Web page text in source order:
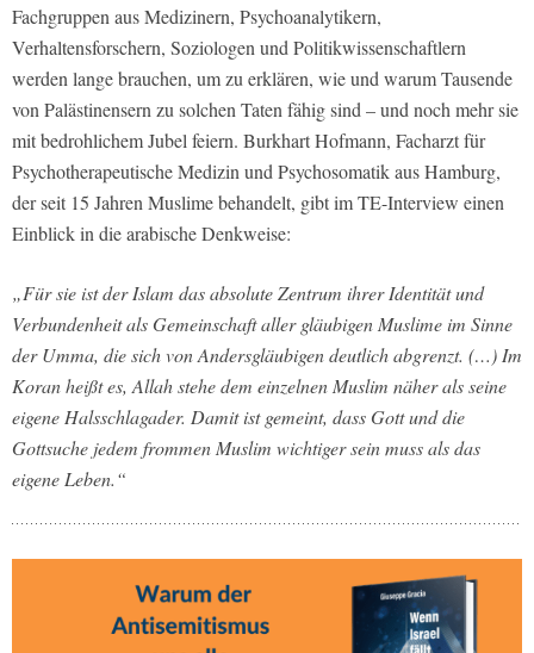
Fachgruppen aus Medizinern, Psychoanalytikern,
Verhaltensforschern, Soziologen und Politikwissenschaftlern
werden lange brauchen, um zu erklären, wie und warum Tausende
von Palästinensern zu solchen Taten fähig sind – und noch mehr sie
mit bedrohlichem Jubel feiern. Burkhart Hofmann, Facharzt für
Psychotherapeutische Medizin und Psychosomatik aus Hamburg,
der seit 15 Jahren Muslime behandelt, gibt im TE-Interview einen
Einblick in die arabische Denkweise:
„Für sie ist der Islam das absolute Zentrum ihrer Identität und
Verbundenheit als Gemeinschaft aller gläubigen Muslime im Sinne
der Umma, die sich von Andersgläubigen deutlich abgrenzt. (…) Im
Koran heißt es, Allah stehe dem einzelnen Muslim näher als seine
eigene Halsschlagader. Damit ist gemeint, dass Gott und die
Gottsuche jedem frommen Muslim wichtiger sein muss als das
eigene Leben.“